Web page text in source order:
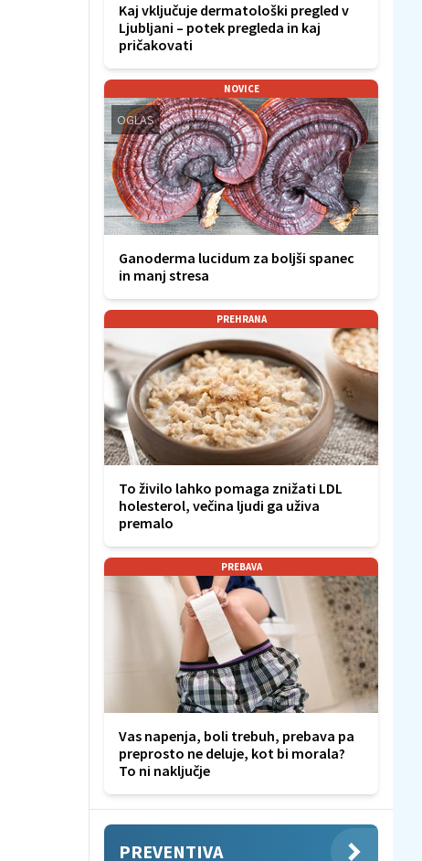
Kaj vključuje dermatološki pregled v
Ljubljani – potek pregleda in kaj
pričakovati
NOVICE
OGLAS
Ganoderma lucidum za boljši spanec
in manj stresa
PREHRANA
To živilo lahko pomaga znižati LDL
holesterol, večina ljudi ga uživa
premalo
PREBAVA
Vas napenja, boli trebuh, prebava pa
preprosto ne deluje, kot bi morala?
To ni naključje
PREVENTIVA